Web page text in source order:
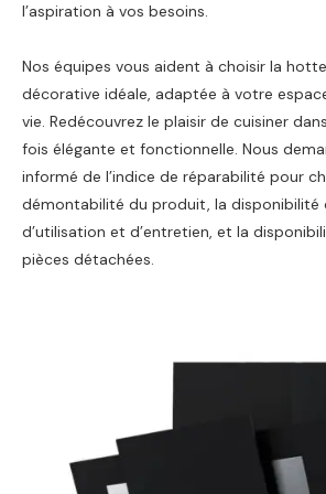
l’aspiration à vos besoins.
Nos équipes vous aident à choisir la
décorative idéale, adaptée à votre
vie. Redécouvrez le plaisir de cuisiner
fois élégante et fonctionnelle. Nous
informé de l’indice de réparabilité pour
démontabilité du produit, la disponibilité
d’utilisation et d’entretien, et la
pièces détachées.